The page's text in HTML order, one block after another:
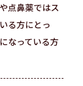
点鼻薬ではス
る方にとっ
なっている方